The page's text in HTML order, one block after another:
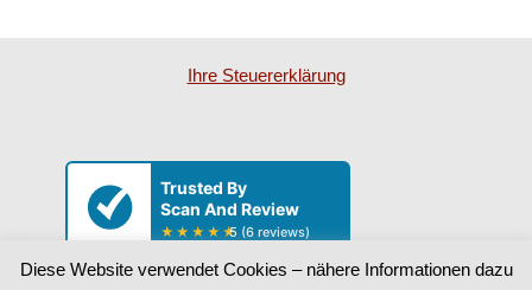
Ihre Steu­er­erklä­rung
Diese Website verwendet Cookies – nähere Informationen dazu